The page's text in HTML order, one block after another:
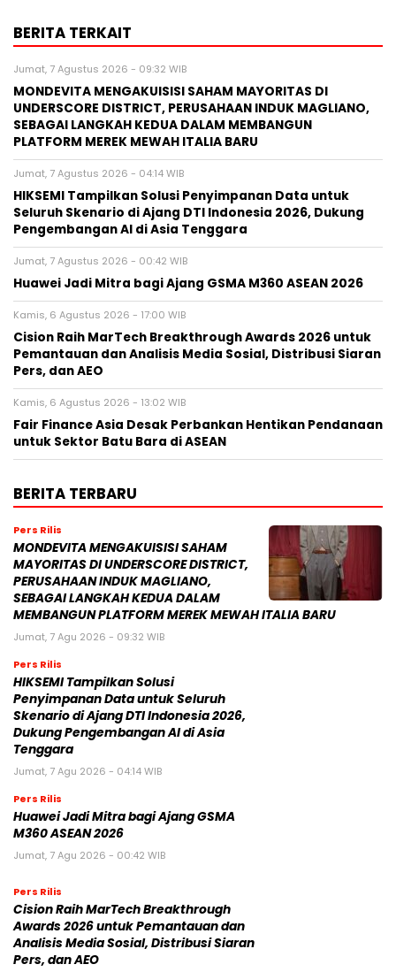
BERITA TERKAIT
Jumat, 7 Agustus 2026 - 09:32 WIB
MONDEVITA MENGAKUISISI SAHAM MAYORITAS DI
UNDERSCORE DISTRICT, PERUSAHAAN INDUK MAGLIANO,
SEBAGAI LANGKAH KEDUA DALAM MEMBANGUN
PLATFORM MEREK MEWAH ITALIA BARU
Jumat, 7 Agustus 2026 - 04:14 WIB
HIKSEMI Tampilkan Solusi Penyimpanan Data untuk
Seluruh Skenario di Ajang DTI Indonesia 2026, Dukung
Pengembangan AI di Asia Tenggara
Jumat, 7 Agustus 2026 - 00:42 WIB
Huawei Jadi Mitra bagi Ajang GSMA M360 ASEAN 2026
Kamis, 6 Agustus 2026 - 17:00 WIB
Cision Raih MarTech Breakthrough Awards 2026 untuk
Pemantauan dan Analisis Media Sosial, Distribusi Siaran
Pers, dan AEO
Kamis, 6 Agustus 2026 - 13:02 WIB
Fair Finance Asia Desak Perbankan Hentikan Pendanaan
untuk Sektor Batu Bara di ASEAN
BERITA TERBARU
Pers Rilis
MONDEVITA MENGAKUISISI SAHAM
MAYORITAS DI UNDERSCORE DISTRICT,
PERUSAHAAN INDUK MAGLIANO,
SEBAGAI LANGKAH KEDUA DALAM
MEMBANGUN PLATFORM MEREK MEWAH ITALIA BARU
Jumat, 7 Agu 2026 - 09:32 WIB
Pers Rilis
HIKSEMI Tampilkan Solusi
Penyimpanan Data untuk Seluruh
Skenario di Ajang DTI Indonesia 2026,
Dukung Pengembangan AI di Asia
Tenggara
Jumat, 7 Agu 2026 - 04:14 WIB
Pers Rilis
Huawei Jadi Mitra bagi Ajang GSMA
M360 ASEAN 2026
Jumat, 7 Agu 2026 - 00:42 WIB
Pers Rilis
Cision Raih MarTech Breakthrough
Awards 2026 untuk Pemantauan dan
Analisis Media Sosial, Distribusi Siaran
Pers, dan AEO